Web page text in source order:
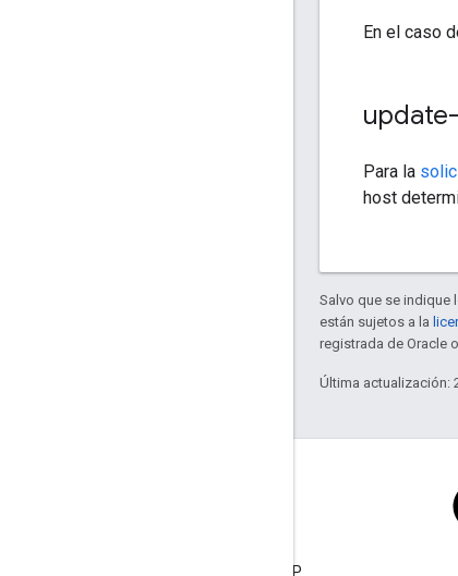
En el caso
Para la
host
Salvo que se indique
están sujetos a la
registrada de Oracle
Última actualización:
Cómo comenzar a usar AMP